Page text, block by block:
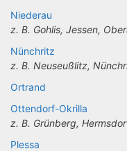
Niederau
z. B. Gohlis, Jessen,
Nünchritz
z. B. Neuseußlitz,
Ortrand
Ottendorf-Okrilla
z. B. Grünberg,
Plessa